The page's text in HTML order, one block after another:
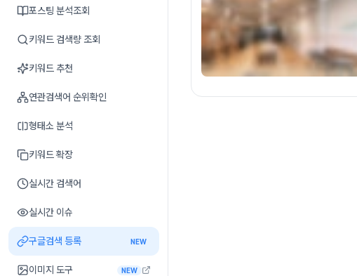
포스팅 분석조회
키워드 검색량 조회
키워드 추천
연관검색어 순위확인
형태소 분석
키워드 확장
실시간 검색어
실시간 이슈
구글검색 등록 NEW
이미지 도구 NEW